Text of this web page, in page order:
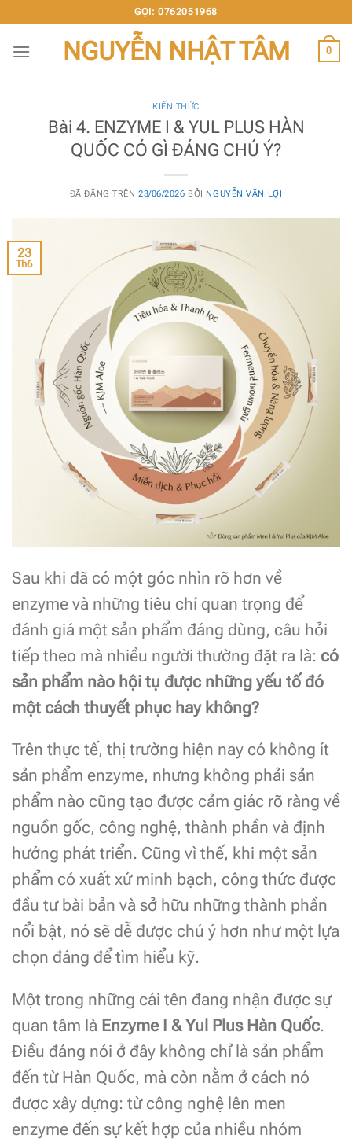
đến
nội
GỌI: 0762051968
NGUYỄN NHẬT TÂM 0
KIẾN THỨC
Bài 4. ENZYME I & YUL PLUS HÀN
QUỐC CÓ GÌ ĐÁNG CHÚ Ý?
ĐÃ ĐĂNG TRÊN 23/06/2026 BỞI NGUYỄN VĂN LỢI
23
Th6
Sau khi đã có một góc nhìn rõ hơn về
enzyme và những tiêu chí quan trọng để
đánh giá một sản phẩm đáng dùng, câu hỏi
tiếp theo mà nhiều người thường đặt ra là: có
sản phẩm nào hội tụ được những yếu tố đó
một cách thuyết phục hay không?
Trên thực tế, thị trường hiện nay có không ít
sản phẩm enzyme, nhưng không phải sản
phẩm nào cũng tạo được cảm giác rõ ràng về
nguồn gốc, công nghệ, thành phần và định
hướng phát triển. Cũng vì thế, khi một sản
phẩm có xuất xứ minh bạch, công thức được
đầu tư bài bản và sở hữu những thành phần
nổi bật, nó sẽ dễ được chú ý hơn như một lựa
chọn đáng để tìm hiểu kỹ.
Một trong những cái tên đang nhận được sự
quan tâm là Enzyme I & Yul Plus Hàn Quốc.
Điều đáng nói ở đây không chỉ là sản phẩm
đến từ Hàn Quốc, mà còn nằm ở cách nó
được xây dựng: từ công nghệ lên men
enzyme đến sự kết hợp của nhiều nhóm